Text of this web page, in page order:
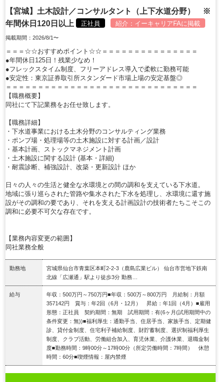
【宮城】土木設計／コンサルタント（上下水道分野） ※
年間休日120日以上
正社員 紹介： イーキャリアFAに掲載
掲載期間：2026/8/1〜
＝＝＝☆☆おすすめポイント☆☆＝＝＝＝＝＝＝＝＝＝＝＝＝＝＝
●年間休日125日！残業少なめ！
●フレックスタイム制度、フリーアドレス導入で柔軟に勤務可能
●安定性：東京証券取引所スタンダード市場上場の安定基盤◎
＝＝＝＝＝＝＝＝＝＝＝＝＝＝＝＝＝＝＝＝＝＝＝＝＝＝＝＝＝＝
【職務概要】
同社にて下記業務をお任せ致します。
【職務詳細】
・下水道事業における土木分野のコンサルティング業務
・ポンプ場・処理場等の土木施設に対する計画／設計
・基本計画、ストックマネジメント計画
・土木施設に関する設計 (基本・詳細)
・耐震診断、補強設計、改築・更新設計 ほか
日々の人々の生活と健全な水環境との間の調和を支えている下水道。
地域に張り巡らされた管路や集水された下水を処理し、水環境に還す施
設がその調和の要であり、それを支える計画設計の技術者たちこそこの
調和に必要不可欠な存在です。
【業務内容変更の範囲】
同社業務全般
勤務地
宮城県仙台市青葉区本町2-2-3（鹿島広業ビル） 仙台市営地下鉄南
北線「広瀬通」駅より徒歩3分 勤務…
給与
年収：500万円～750万円■年収：500万～800万円 月給制：月額
357142円 賞与：年2回（6月・12月） 昇給：年1回（4月）■雇用
形態：正社員 契約期間：無期 試用期間：有(6ヶ月(試用期間中の
条件変更：無))■福利厚生：通勤手当、住居手当、家族手当、定期健
診、貸付金制度、住宅利子補給制度、財貯蓄制度、選択制福利厚生
制度、クラブ活動、労働組合加入、育児休業、介護休業、退職金制
度■勤務時間：9時00分～17時00分（所定労働時間：7時間） 休憩
時間：60分■喫煙情報：屋内禁煙